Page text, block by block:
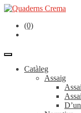
(0)
Catàleg
Assaig